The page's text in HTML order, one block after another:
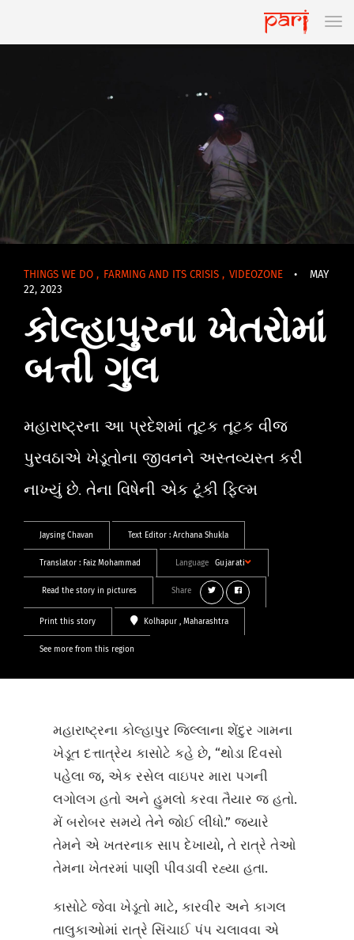
THINGS WE DO , FARMING AND ITS CRISIS , VIDEOZONE •
MAY
22, 2023
કોલ્હાપુરના ખેતરોમાં
બત્તી ગુલ
મહારાષ્ટ્રના આ પ્રદેશમાં તૂટક તૂટક વીજ
પુરવઠાએ ખેડૂતોના જીવનને અસ્તવ્યસ્ત કરી
નાખ્યું છે. તેના વિષેની એક ટૂંકી ફિલ્મ
Jaysing Chavan Text Editor : Archana Shukla
Translator : Faiz Mohammad Language Gujarati
Read the story in pictures Share
Print this story Kolhapur , Maharashtra
See more from this region
મહારાષ્ટ્રના કોલ્હાપુર જિલ્લાના શેંદુર ગામના
ખેડૂત દત્તાત્રેય કાસોટે કહે છે, “થોડા દિવસો
પહેલા જ, એક રસેલ વાઇપર મારા પગની
લગોલગ હતો અને હુમલો કરવા તૈયાર જ હતો.
મેં બરોબર સમયે તેને જોઈ લીધો.” જ્યારે
તેમને એ ખતરનાક સાપ દેખાયો, તે રાત્રે તેઓ
તેમના ખેતરમાં પાણી પીવડાવી રહ્યા હતા.
કાસોટે જેવા ખેડૂતો માટે, કારવીર અને કાગલ
તાલુકાઓમાં રાત્રે સિંચાઈ પંપ ચલાવવા એ